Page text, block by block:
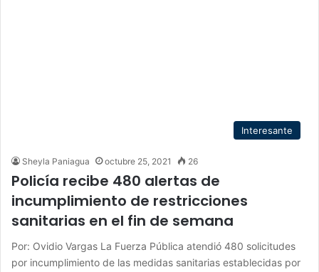
Interesante
Sheyla Paniagua octubre 25, 2021 26
Policía recibe 480 alertas de
incumplimiento de restricciones
sanitarias en el fin de semana
Por: Ovidio Vargas La Fuerza Pública atendió 480 solicitudes
por incumplimiento de las medidas sanitarias establecidas por